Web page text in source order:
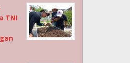
TNI